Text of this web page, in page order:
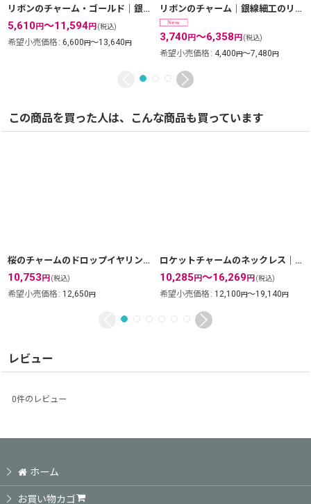
リボンのチャーム・ゴールド｜銀線細工のリボンのネックレス用ペンダントトップ【金属アレルギーの方に配慮したニッケルフリー加工】
5,610円～11,594円 (税込)
希望小売価格 : 6,600円～13,640円
リボンのチャーム｜銀線細工のリボンのネックレス用ペンダントトップ【silver925】
3,740円～6,358 円 (税込)
希望小売価格 : 4,400円～7,480円
この商品を買った人は、こんな商品も買っています
桜のチャームのドロップイヤリング｜銀線細工の透かしの花びら・K24GPK18GP【金属アレルギーの方に配慮したニッケルフリー加工】
10,753 円 (税込)
希望小売価格 : 12,650円
ロケットチャームのネックレス｜お気に入りの石が銀線細工のレースの透かしから見えるペンダントトップ・K24GPK18GP【金属アレルギーの方に配慮したニッケルフリー加工】
10,285 円～16,269円 (税込)
希望小売価格 : 12,100円～19,140円
レビュー
0件のレビュー
ホーム
お買い物カゴ